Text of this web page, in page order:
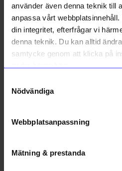
använder även denna teknik till
anpassa vårt
din integritet, efterfrågar vi
denna teknik. Du kan alltid
samtycke genom att klicka på
Nödvändiga
Webbplatsanpassning
Mätning & prestanda
Lulu Copenhagen
238,50kr 265